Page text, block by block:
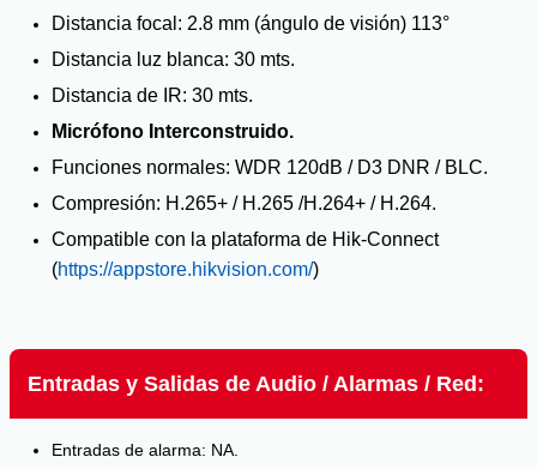
Distancia focal: 2.8 mm (ángulo de visión) 113°
Distancia luz blanca: 30 mts.
Distancia de IR: 30 mts.
Micrófono Interconstruido.
Funciones normales: WDR 120dB / D3 DNR / BLC.
Compresión: H.265+ / H.265 /H.264+ / H.264.
Compatible con la plataforma de Hik-Connect
(https://appstore.hikvision.com/)
Entradas y Salidas de Audio / Alarmas / Red:
Entradas de alarma: NA.